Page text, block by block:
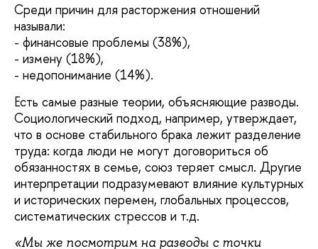
Среди причин для расторжения отношений
называли:
- финансовые проблемы (38%),
- измену (18%),
- недопонимание (14%).
Есть самые разные теории, объясняющие разводы.
Социологический подход, например, утверждает,
что в основе стабильного брака лежит разделение
труда: когда люди не могут договориться об
обязанностях в семье, союз теряет смысл. Другие
интерпретации подразумевают влияние культурных
и исторических перемен, глобальных процессов,
систематических стрессов и т.д.
«Мы же посмотрим на разводы с точки